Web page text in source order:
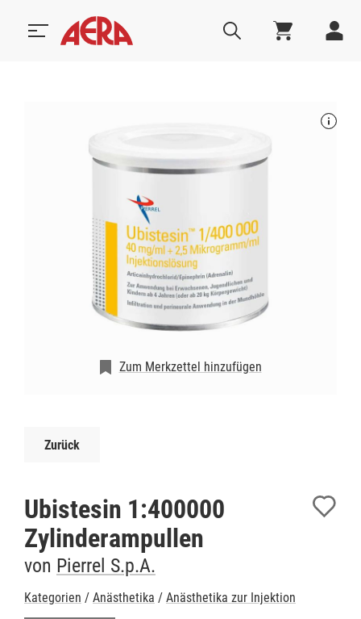
Zum Merkzettel hinzufügen
Zurück
Ubistesin 1:400000
Zylinderampullen
von Pierrel S.p.A.
Kategorien / Anästhetika / Anästhetika zur Injektion